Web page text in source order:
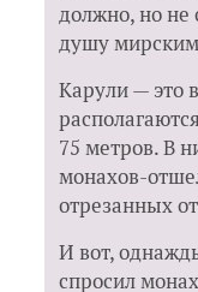
должно, но не
душу
Карули — это
75 метров. В
монахов-
отрезанных
И вот,
спросил